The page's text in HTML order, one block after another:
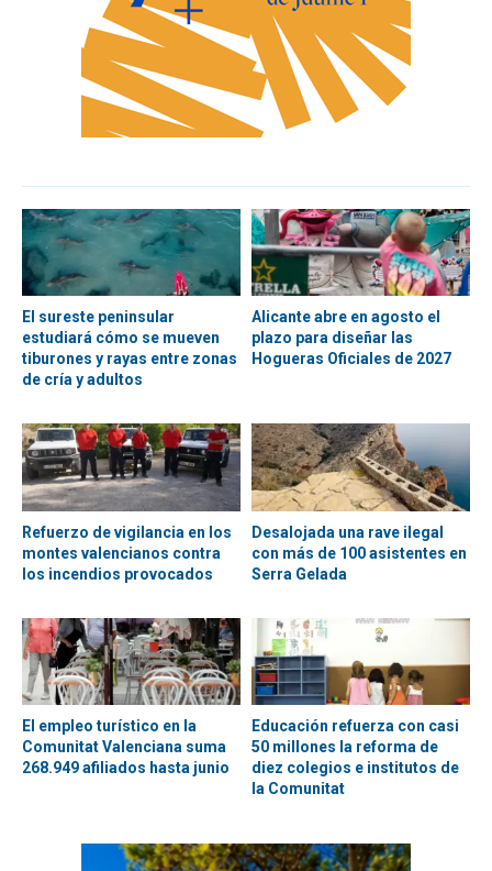
El sureste peninsular
estudiará cómo se mueven
tiburones y rayas entre zonas
de cría y adultos
Alicante abre en agosto el
plazo para diseñar las
Hogueras Oficiales de 2027
Refuerzo de vigilancia en los
montes valencianos contra
los incendios provocados
Desalojada una rave ilegal
con más de 100 asistentes en
Serra Gelada
El empleo turístico en la
Comunitat Valenciana suma
268.949 afiliados hasta junio
Educación refuerza con casi
50 millones la reforma de
diez colegios e institutos de
la Comunitat